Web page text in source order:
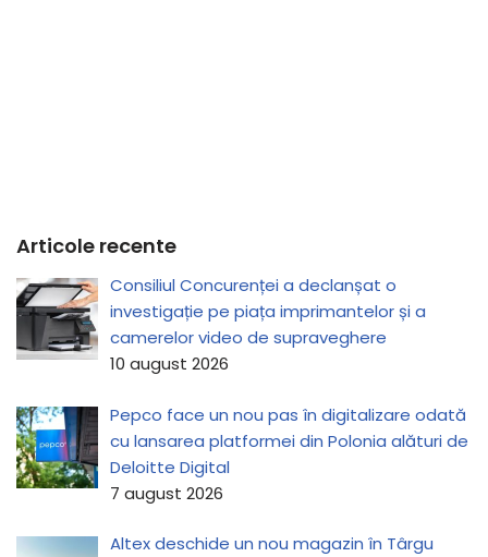
Articole recente
Consiliul Concurenței a declanșat o
investigație pe piața imprimantelor și a
camerelor video de supraveghere
10 august 2026
Pepco face un nou pas în digitalizare odată
cu lansarea platformei din Polonia alături de
Deloitte Digital
7 august 2026
Altex deschide un nou magazin în Târgu